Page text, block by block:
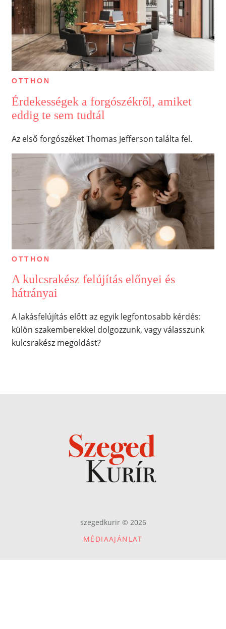
OTTHON
Érdekességek a forgószékről, amiket
eddig te sem tudtál
Az első forgószéket Thomas Jefferson találta fel.
OTTHON
A kulcsrakész felújítás előnyei és
hátrányai
A lakásfelújítás előtt az egyik legfontosabb kérdés:
külön szakemberekkel dolgozzunk, vagy válasszunk
kulcsrakész megoldást?
szegedkurir © 2026
MÉDIAAJÁNLAT